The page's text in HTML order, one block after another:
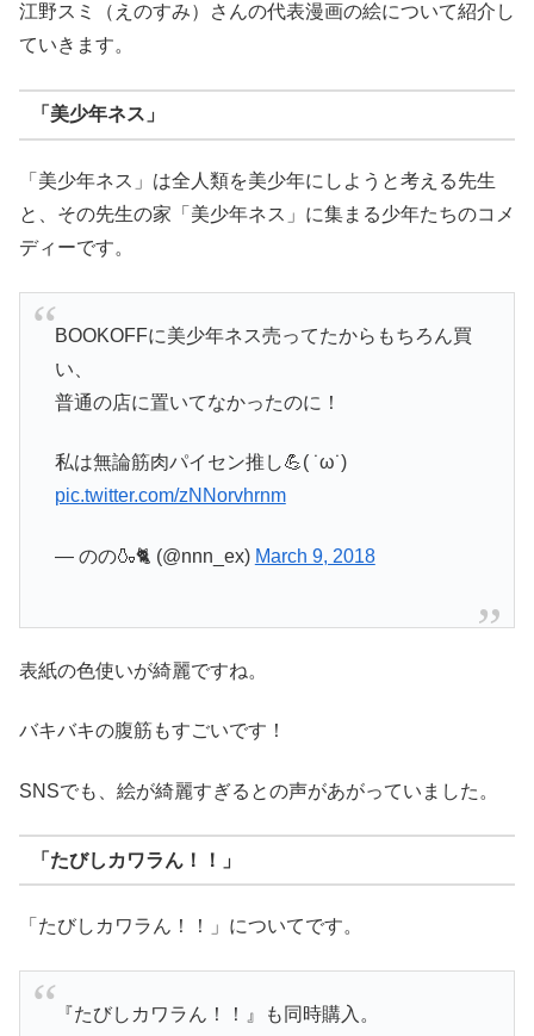
江野スミ（えのすみ）さんの代表漫画の絵について紹介し
ていきます。
「美少年ネス」
「美少年ネス」は全人類を美少年にしようと考える先生
と、その先生の家「美少年ネス」に集まる少年たちのコメ
ディーです。
BOOKOFFに美少年ネス売ってたからもちろん買
い、
普通の店に置いてなかったのに！
私は無論筋肉パイセン推し💪( ˙ω˙)
pic.twitter.com/zNNorvhrnm
— のの🍶🐈 (@nnn_ex) March 9, 2018
表紙の色使いが綺麗ですね。
バキバキの腹筋もすごいです！
SNSでも、絵が綺麗すぎるとの声があがっていました。
「たびしカワラん！！」
「たびしカワラん！！」についてです。
『たびしカワラん！！』も同時購入。